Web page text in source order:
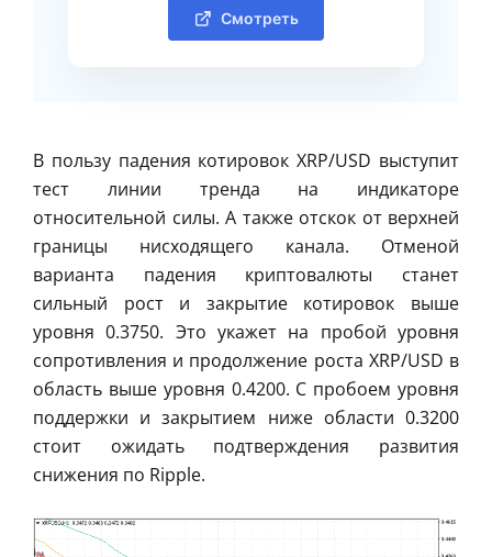
Смотреть
В пользу падения котировок XRP/USD выступит
тест линии тренда на индикаторе
относительной силы. А также отскок от верхней
границы нисходящего канала. Отменой
варианта падения криптовалюты станет
сильный рост и закрытие котировок выше
уровня 0.3750. Это укажет на пробой уровня
сопротивления и продолжение роста XRP/USD в
область выше уровня 0.4200. С пробоем уровня
поддержки и закрытием ниже области 0.3200
стоит ожидать подтверждения развития
снижения по Ripple.